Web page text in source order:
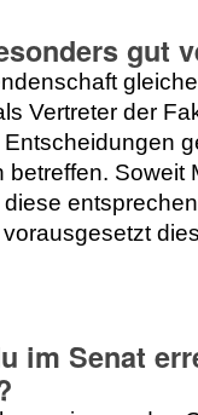
gut
Vertreter der
Soweit
im Senat